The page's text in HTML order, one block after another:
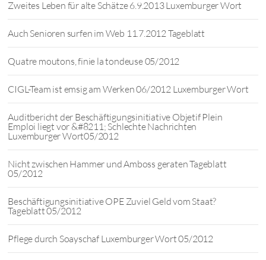
Zweites Leben für alte Schätze 6.9.2013 Luxemburger Wort
Auch Senioren surfen im Web 11.7.2012 Tageblatt
Quatre moutons, finie la tondeuse 05/2012
CIGL-Team ist emsig am Werken 06/2012 Luxemburger Wort
Auditbericht der Beschäftigungsinitiative Objetif Plein
Emploi liegt vor &#8211; Schlechte Nachrichten
Luxemburger Wort05/2012
Nicht zwischen Hammer und Amboss geraten Tageblatt
05/2012
Beschäftigungsinitiative OPE Zuviel Geld vom Staat?
Tageblatt 05/2012
Pflege durch Soayschaf Luxemburger Wort 05/2012